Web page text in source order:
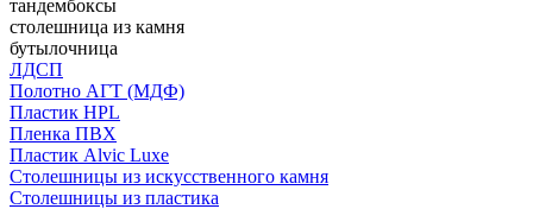
тандембоксы
столешница из камня
бутылочница
ЛДСП
Полотно АГТ (МДФ)
Пластик HPL
Пленка ПВХ
Пластик Alvic Luxe
Столешницы из искусственного камня
Столешницы из пластика